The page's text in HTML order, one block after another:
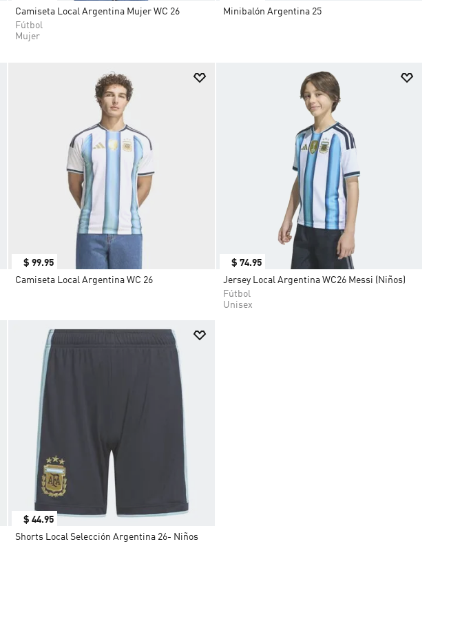
Camiseta Local Argentina Mujer WC 26
Fútbol
Mujer
Minibalón Argentina 25
$ 99.95
Camiseta Local Argentina WC 26
$ 74.95
Jersey Local Argentina WC26 Messi (Niños)
Fútbol
Unisex
$ 44.95
Shorts Local Selección Argentina 26- Niños